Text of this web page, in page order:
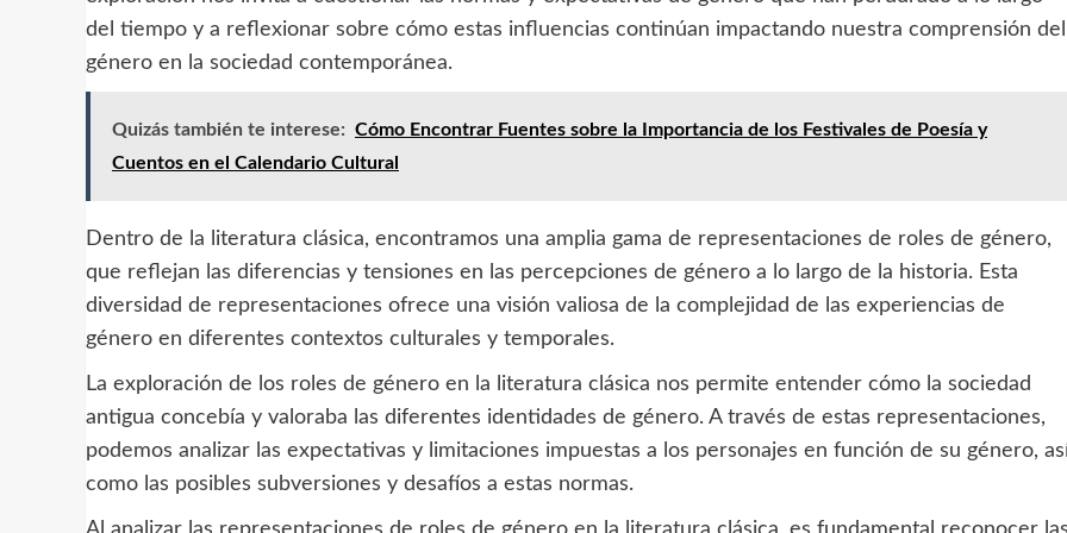
del tiempo y a reflexionar sobre cómo estas influencias continúan impactando nuestra comprensión del
género en la sociedad contemporánea.
Quizás también te interese: Cómo Encontrar Fuentes sobre la Importancia de los Festivales de Poesía y
Cuentos en el Calendario Cultural
Dentro de la literatura clásica, encontramos una amplia gama de representaciones de roles de género,
que reflejan las diferencias y tensiones en las percepciones de género a lo largo de la historia. Esta
diversidad de representaciones ofrece una visión valiosa de la complejidad de las experiencias de
género en diferentes contextos culturales y temporales.
La exploración de los roles de género en la literatura clásica nos permite entender cómo la sociedad
antigua concebía y valoraba las diferentes identidades de género. A través de estas representaciones,
podemos analizar las expectativas y limitaciones impuestas a los personajes en función de su género,
como las posibles subversiones y desafíos a estas normas.